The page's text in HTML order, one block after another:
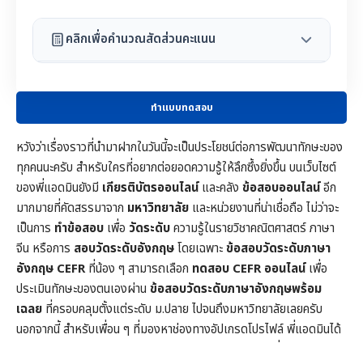
คลิกเพื่อคำนวณสัดส่วนคะแนน
ทำแบบทดสอบ
หวังว่าเรื่องราวที่นำมาฝากในวันนี้จะเป็นประโยชน์ต่อการพัฒนาทักษะของ
ทุกคนนะครับ สำหรับใครที่อยากต่อยอดความรู้ให้ลึกซึ้งยิ่งขึ้น บนเว็บไซต์
ของพี่แอดมินยังมี เกียรติบัตรออนไลน์และคลัง ข้อสอบออนไลน์อีก
มากมายที่คัดสรรมาจาก มหาวิทยาลัย และหน่วยงานที่น่าเชื่อถือ ไม่ว่าจะ
เป็นการ ทำข้อสอบ เพื่อ วัดระดับความรู้ในรายวิชาคณิตศาสตร์ภาษา
จีน หรือการ สอบวัดระดับอังกฤษโดยเฉพาะข้อสอบวัดระดับภาษา
อังกฤษ CEFRที่น้อง ๆ สามารถเลือก ทดสอบ CEFR ออนไลน์เพื่อ
ประเมินทักษะของตนเองผ่าน ข้อสอบวัดระดับภาษาอังกฤษพร้อม
เฉลย ที่ครอบคลุมตั้งแต่ระดับ ม.ปลาย ไปจนถึงมหาวิทยาลัยเลยครับ
นอกจากนี้ สำหรับเพื่อน ๆ ที่มองหาช่องทางอัปเกรดโปรไฟล์ พี่แอดมินได้